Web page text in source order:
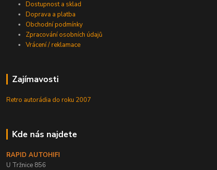
Dostupnost a sklad
Doprava a platba
Obchodní podmínky
Zpracování osobních údajů
Vrácení / reklamace
Zajímavosti
Retro autorádia do roku 2007
Kde nás najdete
RAPID AUTOHIFI
U Tržnice 856